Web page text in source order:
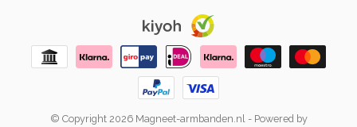
© Copyright 2026 Magneet-armbanden.nl- Powered by